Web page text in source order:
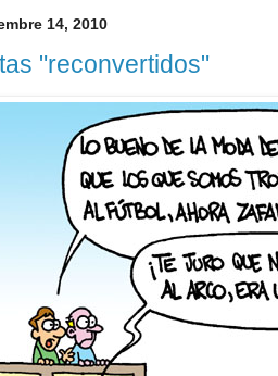
14, 2010
"reconvertidos"